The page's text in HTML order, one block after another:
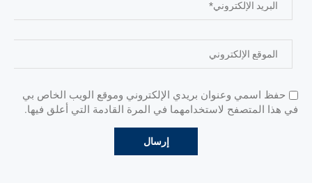
حفظ اسمي وعنوان بريدي الإلكتروني وموقع الويب الخاص بي
في هذا المتصفح لاستخدامهما في المرة القادمة التي أعلق فيها.